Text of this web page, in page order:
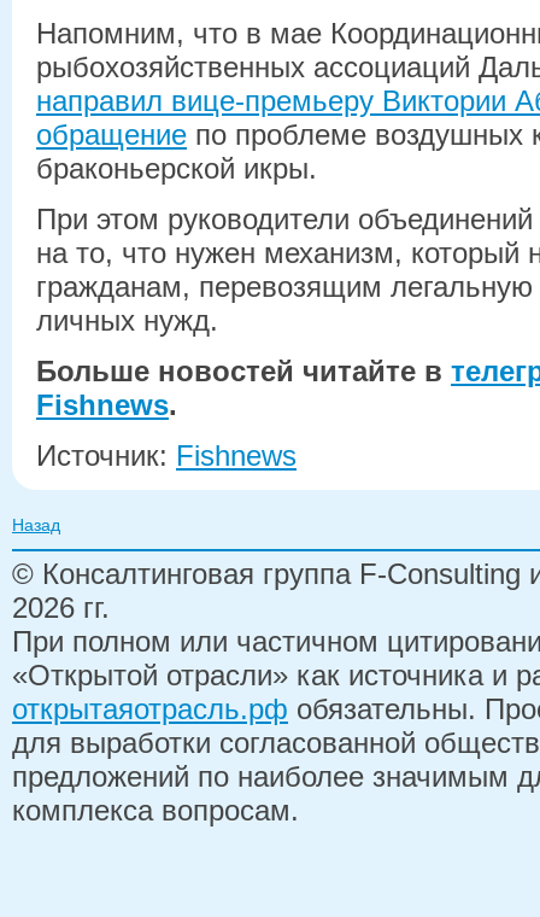
Напомним, что в мае
рыбохозяйственных ассоциаций
направил вице-премьеру Виктории
обращение по проблеме воздушных
браконьерской икры.
При этом руководители
на то, что нужен механизм, который
гражданам, перевозящим
личных нужд.
Больше новостей читайте в
Fishnews.
Источник: Fishnews
Назад
© Консалтинговая группа F-
2026 гг.
При полном или частичном
«Открытой отрасли» как источника и
открытаяотрасль.рф обязательны.
для выработки согласованной
предложений по наиболее значимым
комплекса вопросам.